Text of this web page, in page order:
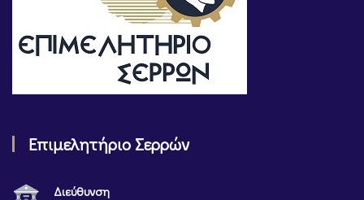
Επιμελητήριο Σερρών
Διεύθυνση